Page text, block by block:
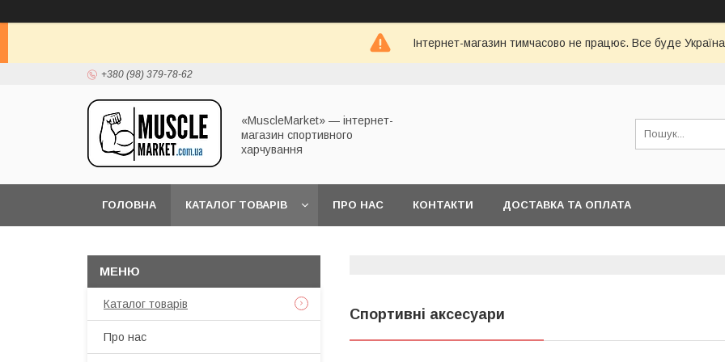
Інтернет-магазин тимчасово не працює. Все буде
+380 (98) 379-78-62
«MuscleMarket» — інтернет-
магазин спортивного
харчування
ГОЛОВНА КАТАЛОГ ТОВАРІВ ПРО НАС КОНТАКТИ ДОСТАВКА ТА ОПЛАТА
Спортивні аксесуари
Каталог товарів
Про нас